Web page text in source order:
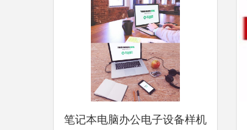
笔记本电脑办公电子设备样机